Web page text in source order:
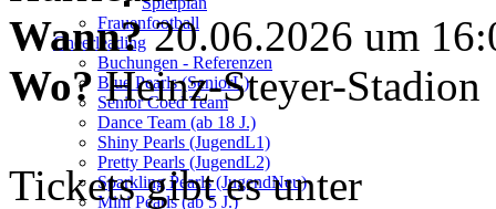
Frauenfootball
Cheerleading
Buchungen - Referenzen
Blue Pearls (SeniorL)
Senior Coed Team
Dance Team (ab 18 J.)
Shiny Pearls (JugendL1)
Pretty Pearls (JugendL2)
Sparkling Pearls (JugendNeu)
Mini Pearls (ab 5 J.)
Wann?20.06.2026 um
Wo? Heinz-Steyer-Stadion
Tickets gibt es unter